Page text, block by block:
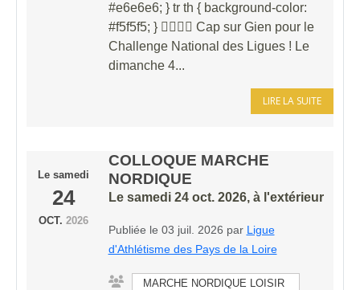
#e6e6e6; } tr th { background-color:
#f5f5f5; } 🏃‍♀️🏃‍♂️ Cap sur Gien pour le
Challenge National des Ligues ! Le
dimanche 4...
LIRE LA SUITE
Le samedi
24
OCT. 2026
COLLOQUE MARCHE
NORDIQUE
Le samedi 24 oct. 2026, à l'extérieur
Publiée le 03 juil. 2026 par Ligue
d'Athlétisme des Pays de la Loire
MARCHE NORDIQUE LOISIR